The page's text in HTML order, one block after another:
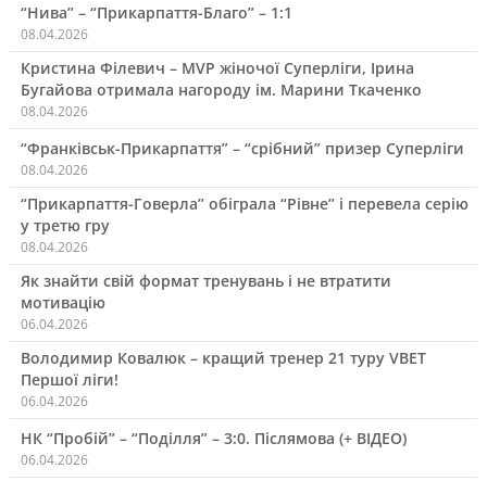
“Нива” – “Прикарпаття-Благо” – 1:1
08.04.2026
Кристина Філевич – MVP жіночої Суперліги, Ірина
Бугайова отримала нагороду ім. Марини Ткаченко
08.04.2026
“Франківськ-Прикарпаття” – “срібний” призер Суперліги
08.04.2026
“Прикарпаття-Говерла” обіграла “Рівне” і перевела серію
у третю гру
08.04.2026
Як знайти свій формат тренувань і не втратити
мотивацію
06.04.2026
Володимир Ковалюк – кращий тренер 21 туру VBET
Першої ліги!
06.04.2026
НК “Пробій” – “Поділля” – 3:0. Післямова (+ ВІДЕО)
06.04.2026